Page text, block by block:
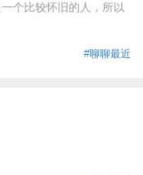
个比较怀旧的人，所以
#聊聊最近